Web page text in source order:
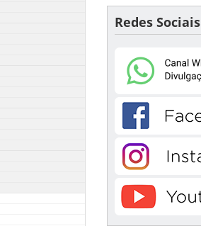
Redes Sociais